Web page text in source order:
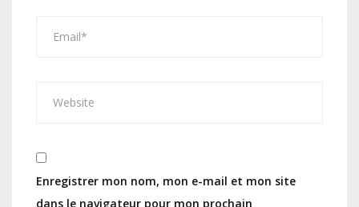
Enregistrer mon nom, mon e-mail et mon site
dans le navigateur pour mon prochain